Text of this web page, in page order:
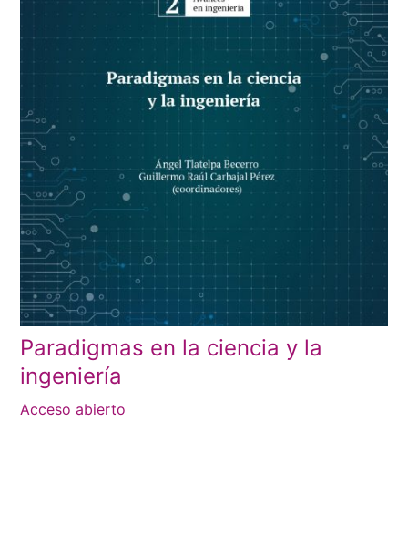
Paradigmas en la ciencia y la
ingeniería
Acceso abierto